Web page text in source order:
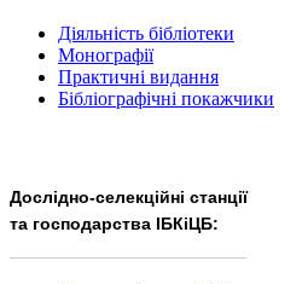
Діяльність бібліотеки
Монографії
Практичні видання
Бібліографічні покажчики
Дослідно-селекційні станції
та господарства ІБКіЦБ: